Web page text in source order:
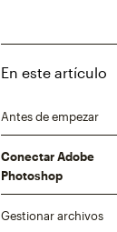
En este artículo
Antes de empezar
Conectar Adobe
Photoshop
Gestionar archivos